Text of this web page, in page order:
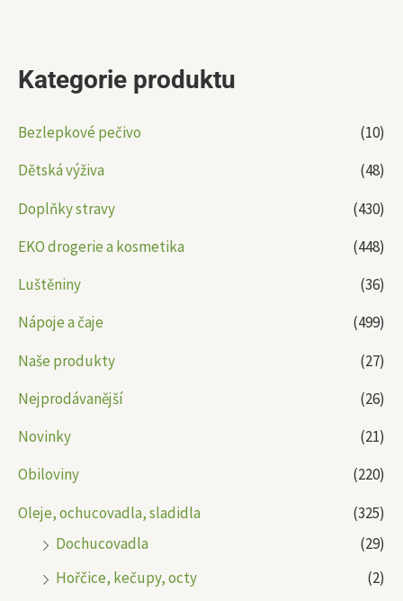
Kategorie produktu
Bezlepkové pečivo
(10)
Dětská výživa
(48)
Doplňky stravy
(430)
EKO drogerie a kosmetika
(448)
Luštěniny
(36)
Nápoje a čaje
(499)
Naše produkty
(27)
Nejprodávanější
(26)
Novinky
(21)
Obiloviny
(220)
Oleje, ochucovadla, sladidla
(325)
Dochucovadla
(29)
Hořčice, kečupy, octy
(2)